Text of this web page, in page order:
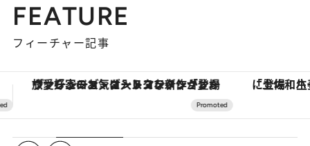
FEATURE
フィーチャー記事
「土佐和ハーブかき氷」がOMO7高知に登場！生姜、山椒、大葉など目にも舌にも涼を呼ぶ郷土の味 【夏限定ディナーコース】旬を